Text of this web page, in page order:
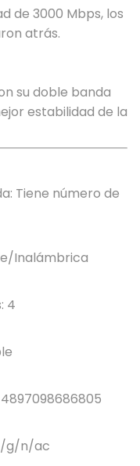
de 3000 Mbps, los
atrás.
su doble banda
estabilidad de la
Tiene número de
Inalámbrica
4
g/n/ac